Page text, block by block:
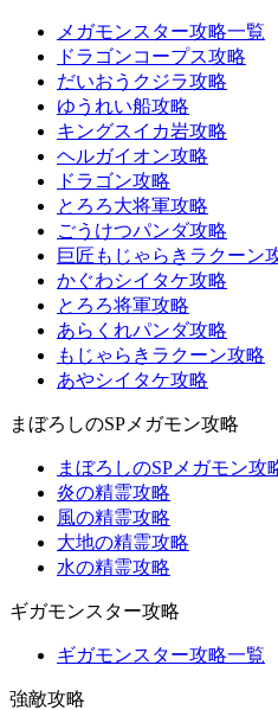
メガモンスター攻略一覧
ドラゴンコープス攻略
だいおうクジラ攻略
ゆうれい船攻略
キングスイカ岩攻略
ヘルガイオン攻略
ドラゴン攻略
とろろ大将軍攻略
ごうけつパンダ攻略
巨匠もじゃらきラクーン
かぐわシイタケ攻略
とろろ将軍攻略
あらくれパンダ攻略
もじゃらきラクーン攻略
あやシイタケ攻略
まぼろしのSPメガモン攻略
まぼろしのSPメガモン攻
炎の精霊攻略
風の精霊攻略
大地の精霊攻略
水の精霊攻略
ギガモンスター攻略
ギガモンスター攻略一覧
強敵攻略